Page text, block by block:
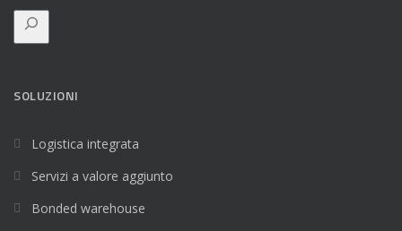
SOLUZIONI
Logistica integrata
Servizi a valore aggiunto
Bonded warehouse